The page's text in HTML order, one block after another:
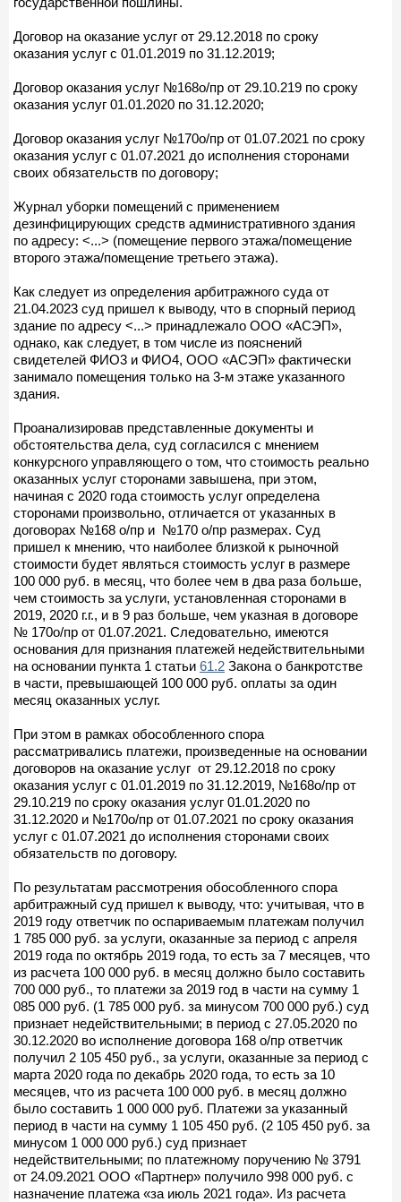
Договор на оказание услуг от 29.12.2018 по сроку
оказания услуг с 01.01.2019 по 31.12.2019;
Договор оказания услуг №168о/пр от 29.10.219 по сроку
оказания услуг 01.01.2020 по 31.12.2020;
Договор оказания услуг №170о/пр от 01.07.2021 по сроку
оказания услуг с 01.07.2021 до исполнения сторонами
своих обязательств по договору;
Журнал уборки помещений с применением
дезинфицирующих средств административного здания
по адресу: <...> (помещение первого этажа/помещение
второго этажа/помещение третьего этажа).
Как следует из определения арбитражного суда от
21.04.2023 суд пришел к выводу, что в спорный период
здание по адресу <...> принадлежало ООО «АСЭП»,
однако, как следует, в том числе из пояснений
свидетелей ФИО3 и ФИО4, ООО «АСЭП» фактически
занимало помещения только на 3-м этаже указанного
здания.
Проанализировав представленные документы и
обстоятельства дела, суд согласился с мнением
конкурсного управляющего о том, что стоимость реально
оказанных услуг сторонами завышена, при этом,
начиная с 2020 года стоимость услуг определена
сторонами произвольно, отличается от указанных в
договорах №168 о/пр и №170 о/пр размерах. Суд
пришел к мнению, что наиболее близкой к рыночной
стоимости будет являться стоимость услуг в размере
100 000 руб. в месяц, что более чем в два раза больше,
чем стоимость за услуги, установленная сторонами в
2019, 2020 г.г., и в 9 раз больше, чем указная в договоре
№ 170о/пр от 01.07.2021. Следовательно, имеются
основания для признания платежей недействительными
на основании пункта 1 статьи 61.2 Закона о банкротстве
в части, превышающей 100 000 руб. оплаты за один
месяц оказанных услуг.
При этом в рамках обособленного спора
рассматривались платежи, произведенные на основании
договоров на оказание услуг от 29.12.2018 по сроку
оказания услуг с 01.01.2019 по 31.12.2019, №168о/пр от
29.10.219 по сроку оказания услуг 01.01.2020 по
31.12.2020 и №170о/пр от 01.07.2021 по сроку оказания
услуг с 01.07.2021 до исполнения сторонами своих
обязательств по договору.
По результатам рассмотрения обособленного спора
арбитражный суд пришел к выводу, что: учитывая, что в
2019 году ответчик по оспариваемым платежам получил
1 785 000 руб. за услуги, оказанные за период с апреля
2019 года по октябрь 2019 года, то есть за 7 месяцев, что
из расчета 100 000 руб. в месяц должно было составить
700 000 руб., то платежи за 2019 год в части на сумму 1
085 000 руб. (1 785 000 руб. за минусом 700 000 руб.) суд
признает недействительными; в период с 27.05.2020 по
30.12.2020 во исполнение договора 168 о/пр ответчик
получил 2 105 450 руб., за услуги, оказанные за период с
марта 2020 года по декабрь 2020 года, то есть за 10
месяцев, что из расчета 100 000 руб. в месяц должно
было составить 1 000 000 руб. Платежи за указанный
период в части на сумму 1 105 450 руб. (2 105 450 руб. за
минусом 1 000 000 руб.) суд признает
недействительными; по платежному поручению № 3791
от 24.09.2021 ООО «Партнер» получило 998 000 руб. с
назначение платежа «за июль 2021 года». Из расчета